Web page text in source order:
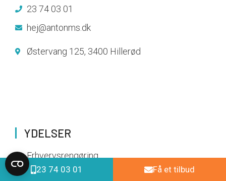
23 74 03 01 Få et tilbud
23 74 03 01
hej@antonms.dk
Østervang 125, 3400 Hillerød
YDELSER
Erhvervsrengøring
Haveservice